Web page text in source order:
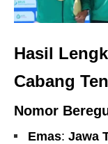
Hasil
Cabang
Nomor
Emas: Jawa